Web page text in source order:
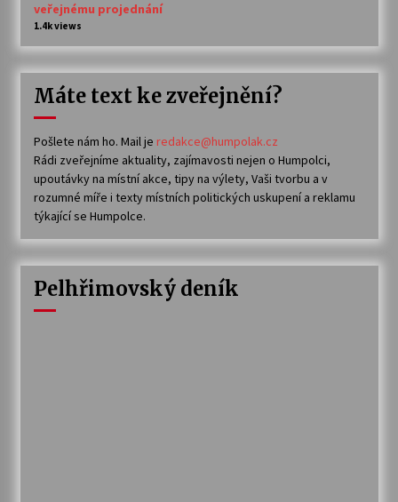
veřejnému projednání
1.4k views
Máte text ke zveřejnění?
Pošlete nám ho. Mail je redakce@humpolak.cz
Rádi zveřejníme aktuality, zajímavosti nejen o Humpolci,
upoutávky na místní akce, tipy na výlety, Vaši tvorbu a v
rozumné míře i texty místních politických uskupení a reklamu
týkající se Humpolce.
Pelhřimovský deník